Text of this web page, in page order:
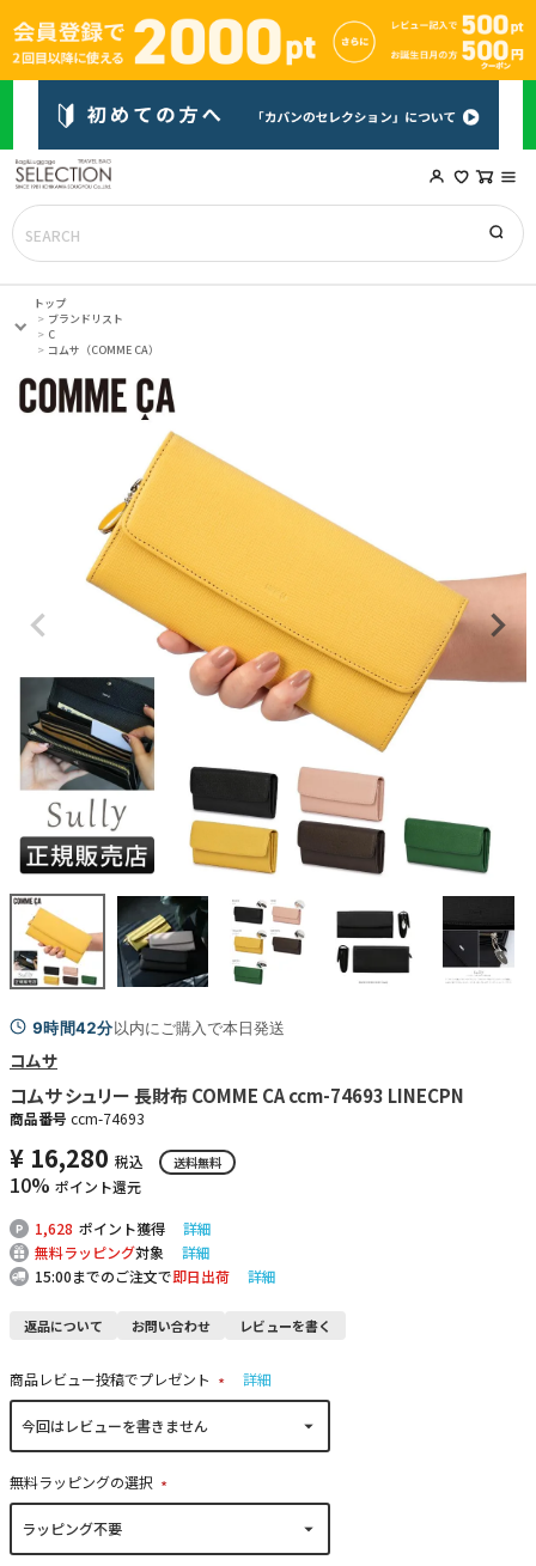
トップ
ブランドリスト
C
コムサ（COMME CA）
9時間42分以内にご購入で本日発送
コムサ
コムサ シュリー 長財布 COMME CA ccm-74693 LINECPN
商品番号 ccm-74693
¥ 16,280 税込 送料無料
10% ポイント還元
1,628 ポイント獲得
詳細
無料ラッピング対象
詳細
15:00までのご注文で即日出荷 詳細
返品について お問い合わせ レビューを書く
商品レビュー投稿でプレゼント
(
詳細
無料ラッピングの選択
(